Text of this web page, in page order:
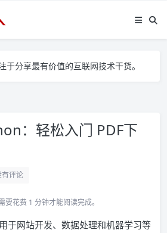
于分享最有价值的互联网技术干货。
：轻松入门 PDF下
有评论
花费 1 分钟才能阅读完成。
于网站开发、数据处理和机器学习等